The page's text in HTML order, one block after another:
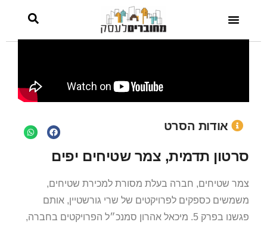
אודות הסרט
סרטון תדמית, צמר שטיחים יפים
צמר שטיחים, חברה בעלת מסורת למכירת שטיחים,
משמשים כספקים לפרויקטים של שרי גורשטיין, אותם
פגשנו בפרק 5. מיכאל אהרון סמנכ״ל הפרויקטים בחברה,